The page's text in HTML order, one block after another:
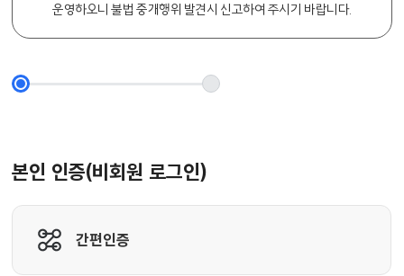
운영하오니 불법 중개행위 발견시 신고하여 주시기 바랍니다.